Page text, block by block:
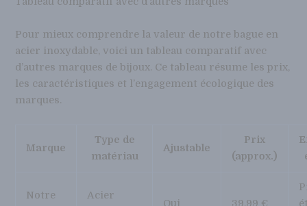
Pour mieux comprendre la valeur de notre bague en
acier inoxydable, voici un tableau comparatif avec
d’autres marques de bijoux. Ce tableau résume les prix,
les caractéristiques et l’engagement écologique des
marques.
Marque
Type de
matériau
Ajustable
Prix
(approx.)
Notre
Acier